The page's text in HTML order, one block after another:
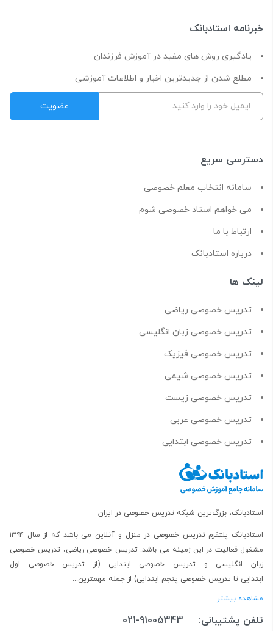
خبرنامه استادبانک
یادگیری روش های مفید در آموزش فرزندان
مطلع شدن از جدیدترین اخبار و اطلاعات آموزشی
دسترسی سریع
سامانه انتخاب معلم خصوصی
می خواهم استاد خصوصی شوم
ارتباط با ما
درباره استادبانک
لینک ها
تدریس خصوصی ریاضی
تدریس خصوصی زبان انگلیسی
تدریس خصوصی فیزیک
تدریس خصوصی شیمی
تدریس خصوصی زیست
تدریس خصوصی عربی
تدریس خصوصی ابتدایی
استادبانک، بزرگ‌ترین شبکه تدریس خصوصی در ایران
استادبانک پلتفرم تدریس خصوصی در منزل و آنلاین
می باشد که از سال ۱۳۹۴
مشغول فعالیت در این زمینه می باشد.تدریس خصوصی ریاضی، تدریس خصوصی
زبان انگلیسی و تدریس خصوصی ابتدایی (از
تدریس خصوصی اول
ابتدایی تا تدریس خصوصی پنجم ابتدایی) از جمله مهمترین...
مشاهده بیشتر
تلفن پشتیبانی: 021-91005343